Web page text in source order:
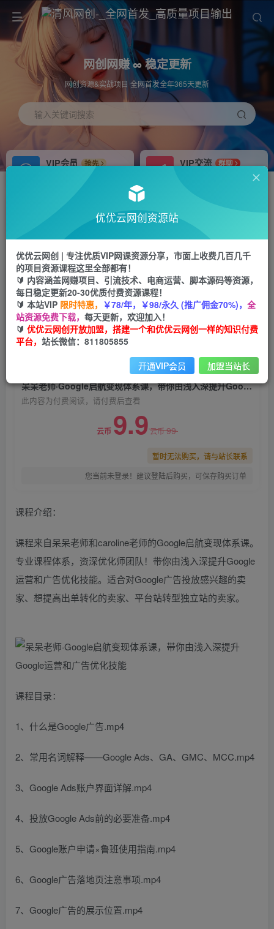
网创网赚 ∞ 稳定更新
网创资源&实战项目 全网首发全年365天更新
输入关键词搜索
VIP会员
抢先
免费下载全站资源
VIP交流
群聊
研究探讨更多创业项目路子。
站长V：hu91275
推荐
首页 冒泡网 正文
呆呆老师·Google启航变现体系课，带你由浅入深
提升Google运营和广告优化技能
优优云网创
2年前发布
关注 私信
呆呆老师·Google启航变现体系课，带你由浅入深提升Google运营和广告优化技能
此内容为付费阅读，请付费后查看
云币 9.9云币99
暂时无法购买，请与站长联系
您当前未登录！建议登陆后购买，可保存购买订单
课程介绍：
课程来自呆呆老师和caroline老师的Google启航变现体系课。
专业课程体系，资深优化师团队！带你由浅入深提升Google
运营和广告优化技能。适合对Google广告投放感兴趣的卖
家、想提高出单转化的卖家、平台站转型独立站的卖家。
课程目录：
1、什么是Google广告.mp4
2、常用名词解释——Google Ads、GA、GMC、MCC.mp4
3、Google Ads账户界面详解.mp4
4、投放Google Ads前的必要准备.mp4
5、Google账户申请×鲁班使用指南.mp4
6、Google广告落地页注意事项.mp4
7、Google广告的展示位置.mp4
优优云网创资源站
优优云网创 | 专注优质VIP网课资源分享，市面上收费几百几千
的项目资源课程这里全部都有！
🔰 内容涵盖网赚项目、引流技术、电商运营、脚本源码等资源，
每日稳定更新20-30优质付费资源课程！
🔰 本站VIP 限时特惠， ￥78/年，￥98/永久 (推广佣金70%)， 全
站资源免费下载， 每天更新，欢迎加入！
🔰 优优云网创开放加盟，搭建一个和优优云网创一样的知识付费
平台， 站长微信：811805855
开通VIP会员 加盟当站长